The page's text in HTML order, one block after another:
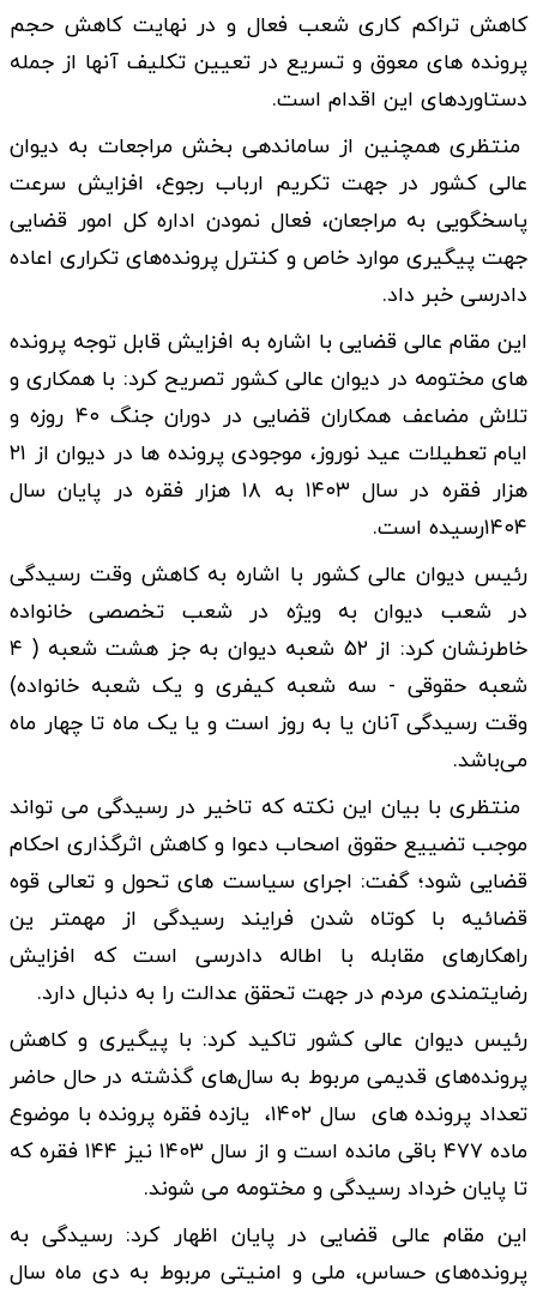
کاهش تراکم کاری شعب فعال و در نهایت کاهش حجم
پرونده های معوق و تسریع در تعیین تکلیف آنها از جمله
دستاوردهای این اقدام است.
منتظری همچنین از ساماندهی بخش مراجعات به دیوان
عالی کشور در جهت تکریم ارباب رجوع، افزایش سرعت
پاسخگویی به مراجعان، فعال نمودن اداره کل امور قضایی
جهت پیگیری موارد خاص و کنترل پرونده‌های تکراری اعاده
دادرسی خبر داد.
این مقام عالی قضایی با اشاره به افزایش قابل توجه پرونده
های مختومه در دیوان عالی کشور تصریح کرد: با همکاری و
تلاش مضاعف همکاران قضایی در دوران جنگ ۴۰ روزه و
ایام تعطیلات عید نوروز، موجودی پرونده ها در دیوان از ۲۱
هزار فقره در سال ۱۴۰۳ به ۱۸ هزار فقره در پایان سال
۱۴۰۴رسیده است.
رئیس دیوان عالی کشور با اشاره به کاهش وقت رسیدگی
در شعب دیوان به ویژه در شعب تخصصی خانواده
خاطرنشان کرد: از ۵۲ شعبه دیوان به جز هشت شعبه ( ۴
شعبه حقوقی - سه شعبه کیفری و یک شعبه خانواده)
وقت رسیدگی آنان یا به روز است و یا یک ماه تا چهار ماه
می‌باشد.
منتظری با بیان این نکته که تاخیر در رسیدگی می تواند
موجب تضییع حقوق اصحاب دعوا و کاهش اثرگذاری احکام
قضایی شود؛ گفت: اجرای سیاست های تحول و تعالی قوه
قضائیه با کوتاه شدن فرایند رسیدگی از مهمتر ین
راهکارهای مقابله با اطاله دادرسی است که افزایش
رضایتمندی مردم در جهت تحقق عدالت را به دنبال دارد.
رئیس دیوان عالی کشور تاکید کرد: با پیگیری و کاهش
پرونده‌های قدیمی مربوط به سال‌های گذشته در حال حاضر
تعداد پرونده‎ های سال ۱۴۰۲، یازده فقره پرونده با موضوع
ماده ۴۷۷ باقی مانده است و از سال ۱۴۰۳ نیز ۱۴۴ فقره که
تا پایان خرداد رسیدگی و مختومه می شوند.
این مقام عالی قضایی در پایان اظهار کرد: رسیدگی به
پرونده‌های حساس، ملی و امنیتی مربوط به دی ماه سال